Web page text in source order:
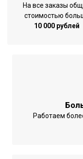
На все заказы
стоимостью
10 000 рублей
Работаем